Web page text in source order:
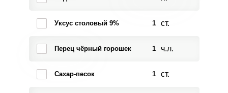
Уксус столовый 9% 1 ст.
Перец чёрный горошек 1 ч.л.
Сахар-песок 1 ст.